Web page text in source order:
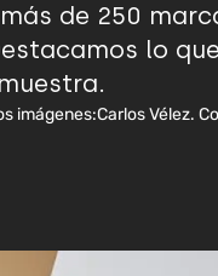
de 250
lo
imágenes:Carlos Vélez.